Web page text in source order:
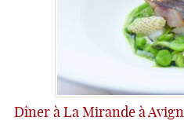
Dîner à La Mirande à